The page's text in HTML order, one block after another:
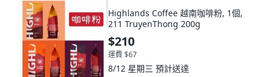
Highlands Coffee 越南咖啡粉, 1個,
211 TruyenThong 200g
$210
運費 $67
8/12 星期三 預計送達